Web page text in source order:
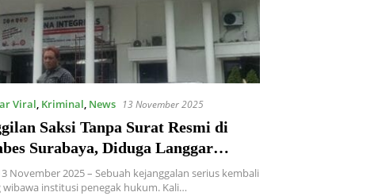
Viral, Kriminal, News 13 November 2025
Saksi Tanpa Surat Resmi di
Surabaya, Diduga Langgar
dan Prinsip Hukum Acara
November 2025 – Sebuah kejanggalan serius kembali
wibawa institusi penegak hukum. Kali…